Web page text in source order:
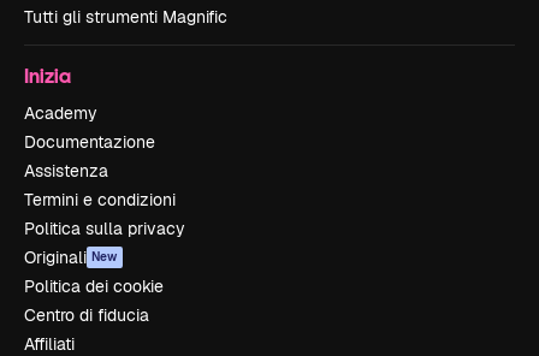
Tutti gli strumenti Magnific
Inizia
Academy
Documentazione
Assistenza
Termini e condizioni
Politica sulla privacy
Originali New
Politica dei cookie
Centro di fiducia
Affiliati